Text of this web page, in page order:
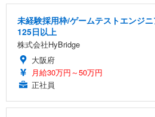
未経験採用枠/ゲームテストエンジ
125日以上
株式会社HyBridge
大阪府
月給30万円～50万円
正社員